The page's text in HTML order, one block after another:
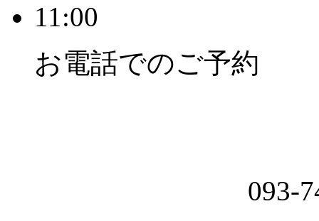
11:00
お電話でのご予約
093-